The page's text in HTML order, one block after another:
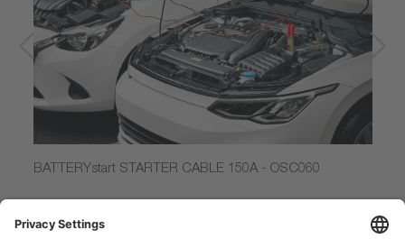
BATTERYstart STARTER CABLE 150A - OSC060